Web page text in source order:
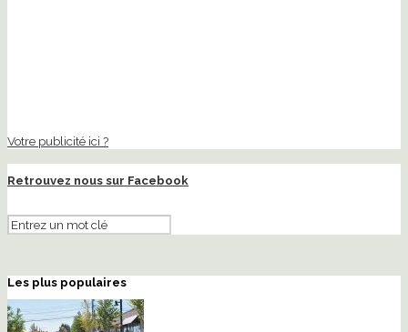
Votre publicité ici ?
Retrouvez nous sur Facebook
Les plus populaires